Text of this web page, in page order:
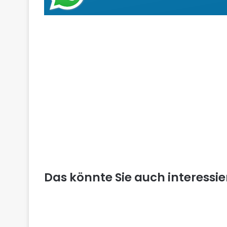
Das könnte Sie auch